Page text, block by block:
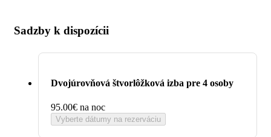
Sadzby k dispozícii
Dvojúrovňová štvorlôžková izba pre 4 osoby
95.00€ na noc
Vyberte dátumy na rezerváciu